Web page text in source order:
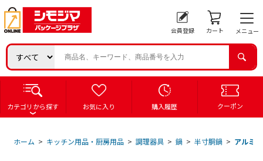
会員登録 カート メニュー
カテゴリから探す お気に入り 購入履歴 クーポン
ホーム > キッチン用品・厨房用品 > 調理器具 > 鍋 > 半寸胴鍋 > アルミ